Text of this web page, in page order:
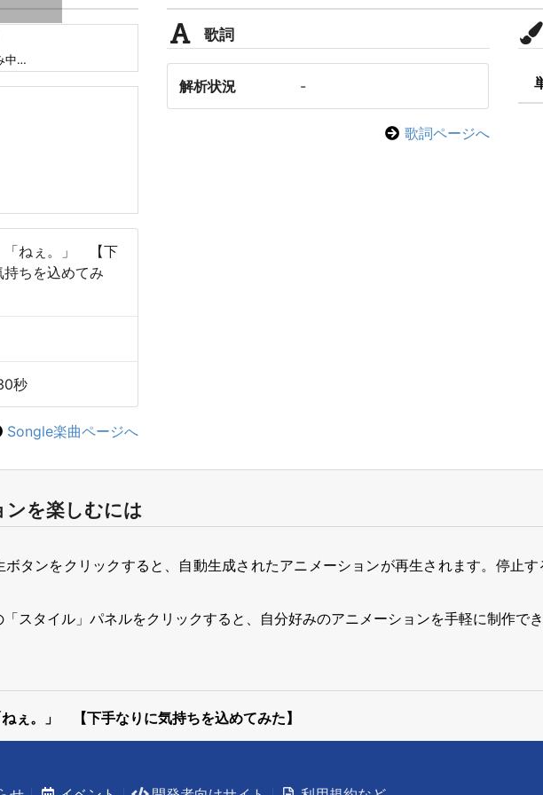
中…
「ねぇ。」 【下
ちを込めてみ
秒
Songle楽曲ページへ
歌詞
解析状況 -
歌詞ページへ
ンを楽しむには
タンをクリックすると、自動生成されたアニメーションが再生されます。停止
スタイル」パネルをクリックすると、自分好みのアニメーションを手軽に制作でき
ぇ。」 【下手なりに気持ちを込めてみた】